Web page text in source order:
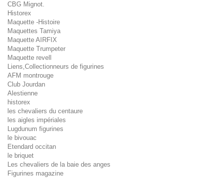
CBG Mignot.
Historex
Maquette -Histoire
Maquettes Tamiya
Maquette AIRFIX
Maquette Trumpeter
Maquette revell
Liens,Collectionneurs de figurines
AFM montrouge
Club Jourdan
Alestienne
historex
les chevaliers du centaure
les aigles impériales
Lugdunum figurines
le bivouac
Etendard occitan
le briquet
Les chevaliers de la baie des anges
Figurines magazine